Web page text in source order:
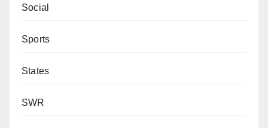
Social
Sports
States
SWR